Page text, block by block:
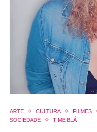
ARTE CULTURA FILMES
SOCIEDADE
TIME BLÁ